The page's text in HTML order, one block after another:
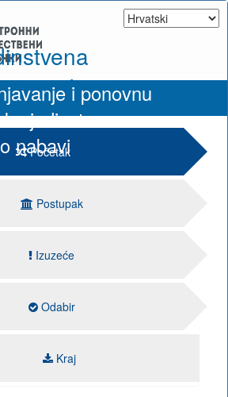
o nabavii ponovnu
jedinstvene
nabavi
Početak
Postupak
Izuzeće
Odabir
Kraj